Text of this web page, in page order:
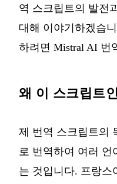
역 스크립트의 발전
대해 이야기하겠습
하려면 Mistral AI 번
왜 이 스크립트
제 번역 스크립트의
로 번역하여 여러 언
는 것입니다. 프랑스